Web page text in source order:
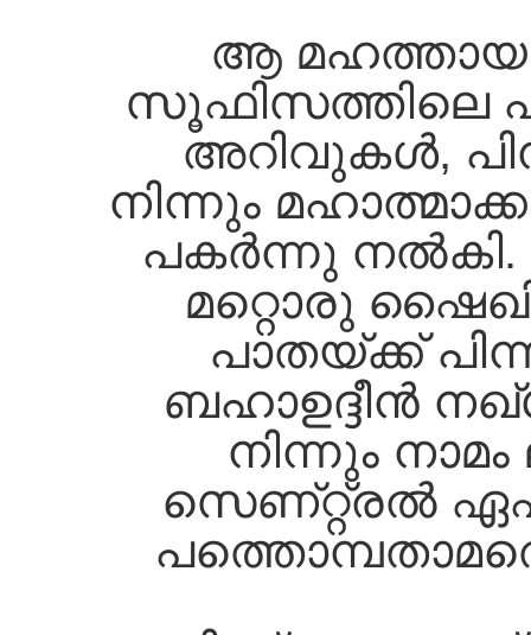
ആ മഹത്തായ
സൂഫിസത്തിലെ
അറിവുകള്‍,
നിന്നും
പകര്‍ന്നു
മറ്റൊരു
പാതയ്ക്ക്‌
ബഹാഉദ്ദീന്‍
നിന്നും
സെണ്റ്റ്രല്‍